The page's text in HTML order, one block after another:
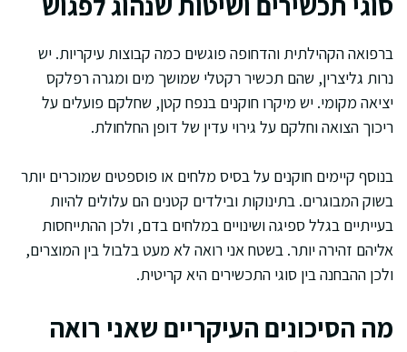
ברפואה הקהילתית והדחופה פוגשים כמה קבוצות עיקריות. יש
נרות גליצרין, שהם תכשיר רקטלי שמושך מים ומגרה רפלקס
יציאה מקומי. יש מיקרו חוקנים בנפח קטן, שחלקם פועלים על
ריכוך הצואה וחלקם על גירוי עדין של דופן החלחולת.
בנוסף קיימים חוקנים על בסיס מלחים או פוספטים שמוכרים יותר
בשוק המבוגרים. בתינוקות ובילדים קטנים הם עלולים להיות
בעייתיים בגלל ספיגה ושינויים במלחים בדם, ולכן ההתייחסות
אליהם זהירה יותר. בשטח אני רואה לא מעט בלבול בין המוצרים,
ולכן ההבחנה בין סוגי התכשירים היא קריטית.
מה הסיכונים העיקריים שאני רואה